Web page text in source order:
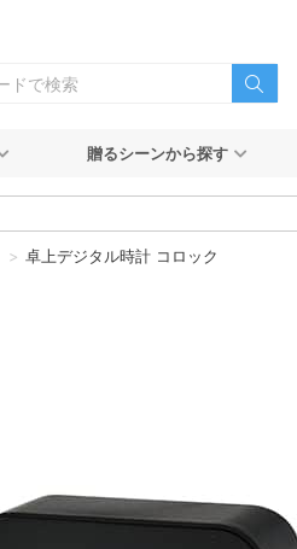
贈るシーンから探す
卓上デジタル時計 コロック